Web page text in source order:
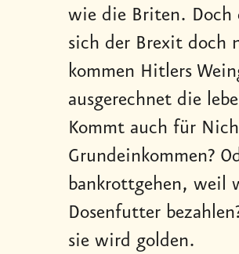
wie die Briten. Doch
sich der Brexit doch
kommen Hitlers
ausgerechnet die
Kommt auch für
Grundeinkommen?
bankrottgehen, weil
Dosenfutter
sie wird golden.